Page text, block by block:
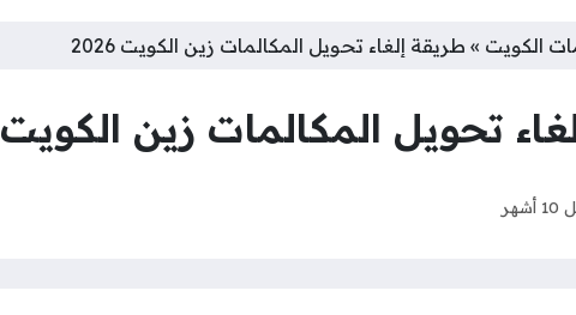
الكويت » طريقة إلغاء تحويل المكالمات زين الكويت 2026
تحويل المكالمات زين الكويت 2026